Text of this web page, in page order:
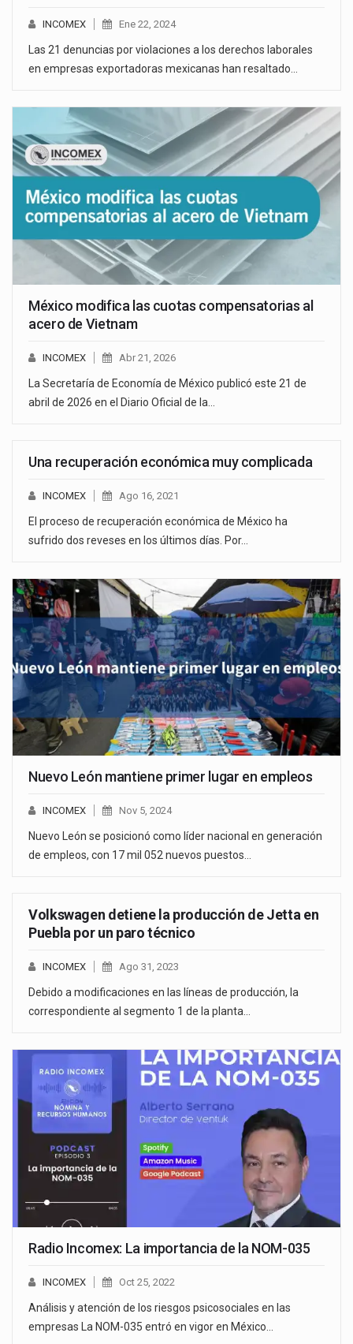
INCOMEX Ene 22, 2024
Las 21 denuncias por violaciones a los derechos laborales
en empresas exportadoras mexicanas han resaltado…
México modifica las cuotas compensatorias al
acero de Vietnam
INCOMEX Abr 21, 2026
La Secretaría de Economía de México publicó este 21 de
abril de 2026 en el Diario Oficial de la…
Una recuperación económica muy complicada
INCOMEX Ago 16, 2021
El proceso de recuperación económica de México ha
sufrido dos reveses en los últimos días. Por…
Nuevo León mantiene primer lugar en empleos
INCOMEX Nov 5, 2024
Nuevo León se posicionó como líder nacional en generación
de empleos, con 17 mil 052 nuevos puestos…
Volkswagen detiene la producción de Jetta en
Puebla por un paro técnico
INCOMEX Ago 31, 2023
Debido a modificaciones en las líneas de producción, la
correspondiente al segmento 1 de la planta…
Radio Incomex: La importancia de la NOM-035
INCOMEX Oct 25, 2022
Análisis y atención de los riesgos psicosociales en las
empresas La NOM-035 entró en vigor en México…